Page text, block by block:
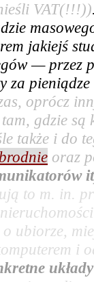
VAT(!!!))
jakiejś
— przez
za
oprócz
tam, gdzie
także i do
oraz
to m. in.
ubiorze,